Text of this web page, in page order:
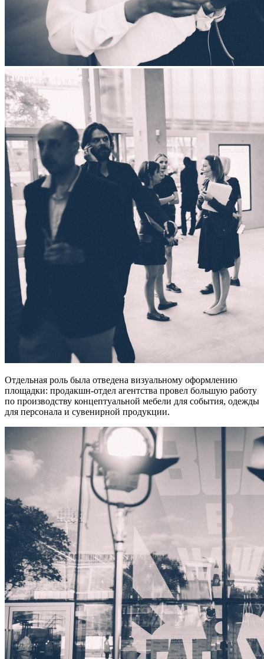
Отдельная роль была отведена визуальному оформлению
площадки: продакшн-отдел агентства провел большую работу
по производству концептуальной мебели для события, одежды
для персонала и сувенирной продукции.